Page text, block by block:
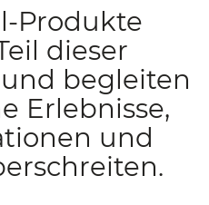
Produkte
dieser
begleiten
Erlebnisse,
und